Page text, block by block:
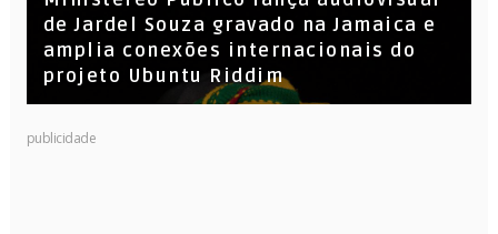
de Jardel Souza gravado na Jamaica e
amplia conexões internacionais do
projeto Ubuntu Riddim
publicidade